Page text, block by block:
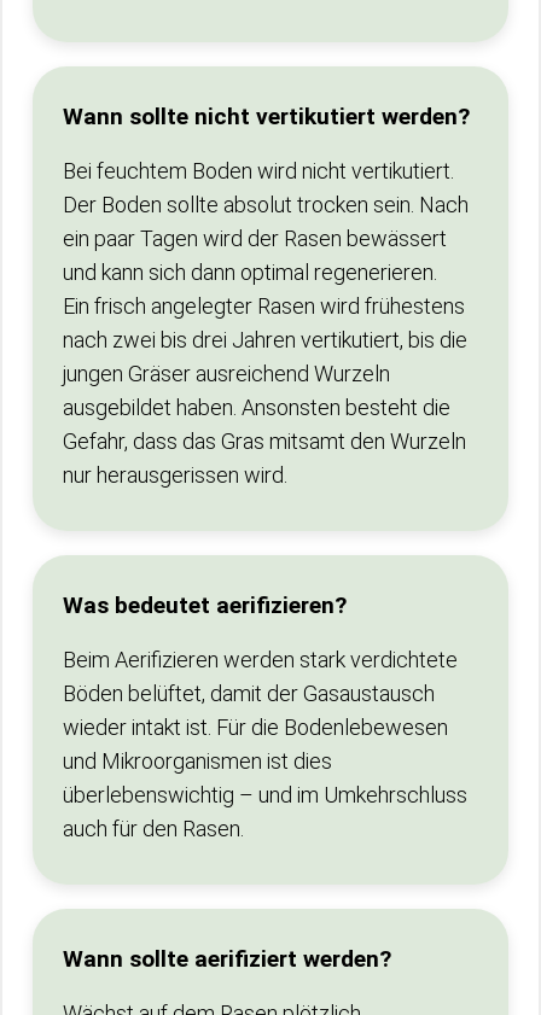
Wann sollte nicht vertikutiert werden?
Bei feuchtem Boden wird nicht vertikutiert.
Der Boden sollte absolut trocken sein. Nach
ein paar Tagen wird der Rasen bewässert
und kann sich dann optimal regenerieren.
Ein frisch angelegter Rasen wird frühestens
nach zwei bis drei Jahren vertikutiert, bis die
jungen Gräser ausreichend Wurzeln
ausgebildet haben. Ansonsten besteht die
Gefahr, dass das Gras mitsamt den Wurzeln
nur herausgerissen wird.
Was bedeutet aerifizieren?
Beim Aerifizieren werden stark verdichtete
Böden belüftet, damit der Gasaustausch
wieder intakt ist. Für die Bodenlebewesen
und Mikroorganismen ist dies
überlebenswichtig – und im Umkehrschluss
auch für den Rasen.
Wann sollte aerifiziert werden?